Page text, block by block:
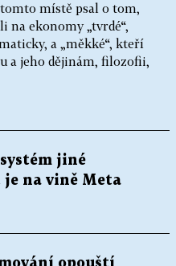
místě psal o tom,
na ekonomy „tvrdé“,
a „měkké“, kteří
a jeho dějinám, filozofii,
jiné
na vině Meta
opouští